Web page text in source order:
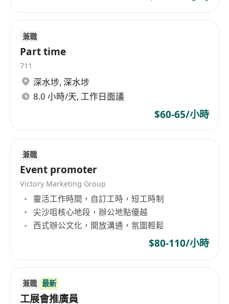
兼職
Part time
711
深水埗, 深水埗
8.0 小時/天, 工作日面議
$60-65/小時
兼職
Event promoter
Victory Marketing Group
靈活工作時間，自訂工時，短工時制
尖沙咀核心地段，辦公地點優越
西式辦公文化，開放溝通，氛圍輕鬆
$80-110/小時
兼職 最新
工展會推廣員